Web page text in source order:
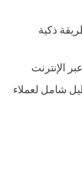
ذكية
الإنترنت
شامل لعملاء